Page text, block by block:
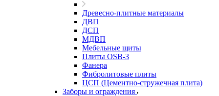
Древесно-плитные материалы
ДВП
ДСП
МДВП
Мебельные щиты
Плиты OSB-3
Фанера
Фибролитовые плиты
ЦСП (Цементно-стружечная плита)
Заборы и ограждения